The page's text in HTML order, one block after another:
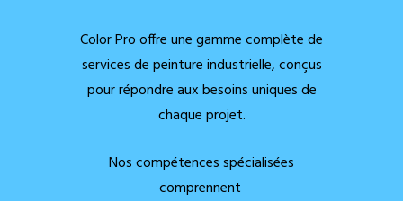
Color Pro offre une gamme complète de
services de peinture industrielle, conçus
pour répondre aux besoins uniques de
chaque projet.
Nos compétences spécialisées
comprennent